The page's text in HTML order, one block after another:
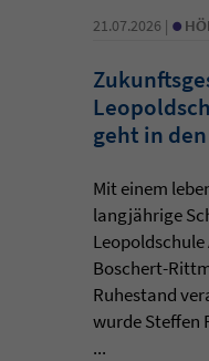
21.07.2026 | •
geht in
Mit einem
langjährige
Boschert-
Ruhestand
wurde Steffen
...